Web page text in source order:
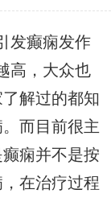
癫痫发作
高，大众也
解过的都知
而目前很主
痫并不是按
在治疗过程